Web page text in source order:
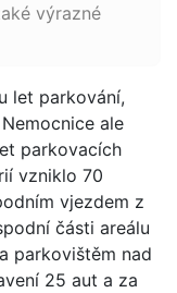
výrazné
let parkování,
ale
parkovacích
vzniklo 70
vjezdem z
části areálu
parkovištěm nad
25 aut a za